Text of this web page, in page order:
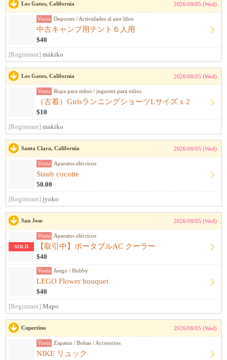
Los Gatos, California 2026/08/05 (Wed)
Venta Deportes / Actividades al aire libre
中古キャンプ用テント６人用
$40
[Registrant] makiko
Los Gatos, California 2026/08/05 (Wed)
Venta Ropa para niños / juguetes para niños
（古着）GirlsランニングショーツLサイズ x 2
$10
[Registrant] makiko
Santa Clara, California 2026/08/05 (Wed)
Venta Aparatos elécricos
Staub cocotte
50.00
[Registrant] jyoko
San Jose 2026/08/05 (Wed)
SOLD
Venta Aparatos elécricos
【取引中】ポータブルAC クーラー
$40
Venta Juego / Hobby
LEGO Flower bouquet
$40
[Registrant] Mapo
Cupertino 2026/08/05 (Wed)
Venta Zapatos / Bolsas / Accesorios
NIKE リュック